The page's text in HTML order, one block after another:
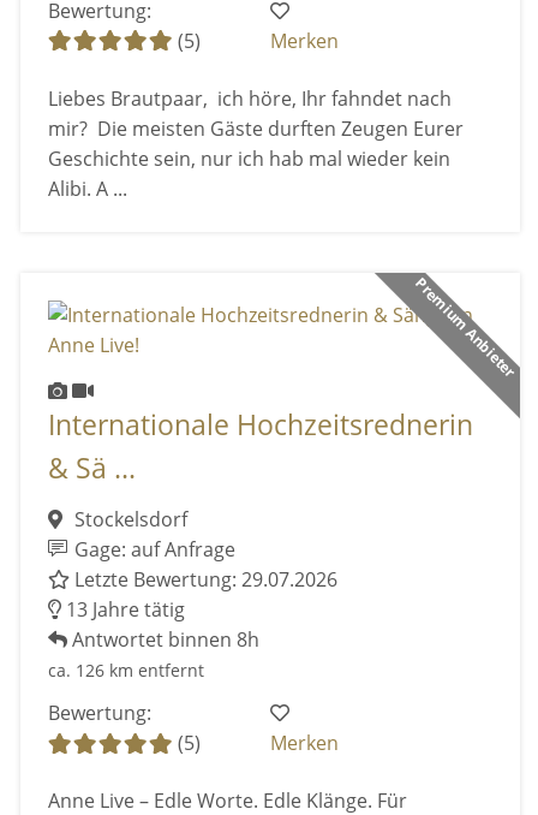
Bewertung:
(5)
Merken
Liebes Brautpaar, ich höre, Ihr fahndet nach
mir? Die meisten Gäste durften Zeugen Eurer
Geschichte sein, nur ich hab mal wieder kein
Alibi. A ...
Premium Anbieter
Internationale Hochzeitsrednerin
& Sä ...
Stockelsdorf
Gage: auf Anfrage
Letzte Bewertung: 29.07.2026
13 Jahre tätig
Antwortet binnen 8h
ca. 126 km entfernt
Bewertung:
(5)
Merken
Anne Live – Edle Worte. Edle Klänge. Für